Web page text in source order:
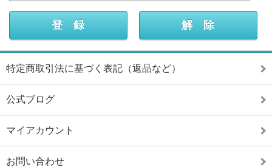
特定商取引法に基づく表記（返品など）
公式ブログ
マイアカウント
お問い合わせ